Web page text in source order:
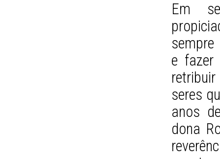
Em
e fazer
seres
anos
dona